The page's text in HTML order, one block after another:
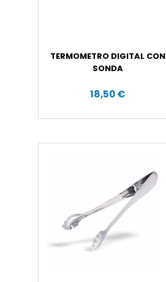
TERMOMETRO DIGITAL CON
SONDA
18,50 €